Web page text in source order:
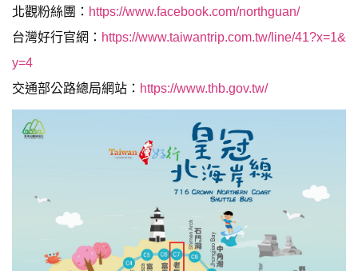
北觀粉絲團： https://www.facebook.com/northguan/
台灣好行官網： https://www.taiwantrip.com.tw/line/41?x=1&
y=4
交通部公路總局網站： https://www.thb.gov.tw/